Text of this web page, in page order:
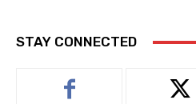
STAY CONNECTED